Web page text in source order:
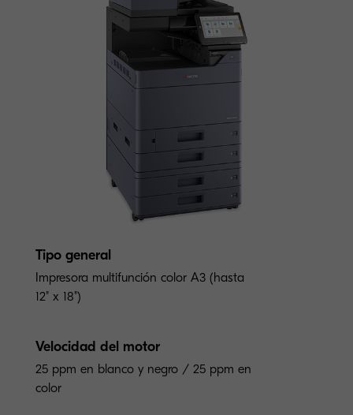
Tipo general
Impresora multifunción color A3 (hasta
12" x 18")
Velocidad del motor
25 ppm en blanco y negro / 25 ppm en
color